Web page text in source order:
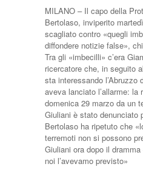
MILANO – Il capo della
Bertolaso, inviperito
scagliato contro «quegli
diffondere notizie false»,
Tra gli «imbecilli» c’era
ricercatore che, in seguito
sta interessando l’Abruzzo
aveva lanciato l’allarme: la
domenica 29 marzo da un
Giuliani è stato denunciato
Bertolaso ha ripetuto che
terremoti non si possono
Giuliani ora dopo il
noi l’avevamo previsto»